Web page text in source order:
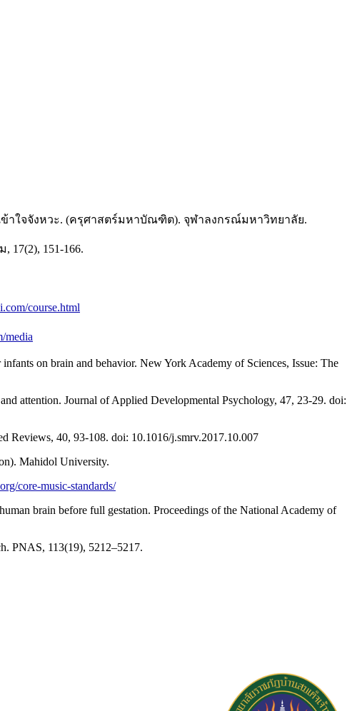
าใจจังหวะ. (ครุศาสตร์มหาบัณฑิต). จุฬาลงกรณ์มหาวิทยาลัย.
151-166.
course.html
media
on brain and behavior. New York Academy of Sciences, Issue: The
attention. Journal of Applied Developmental Psychology, 47, 23-29. doi:
Reviews, 40, 93-108. doi: 10.1016/j.smrv.2017.10.007
Mahidol University.
core-music-standards/
brain before full gestation. Proceedings of the National Academy of
PNAS, 113(19), 5212–5217.